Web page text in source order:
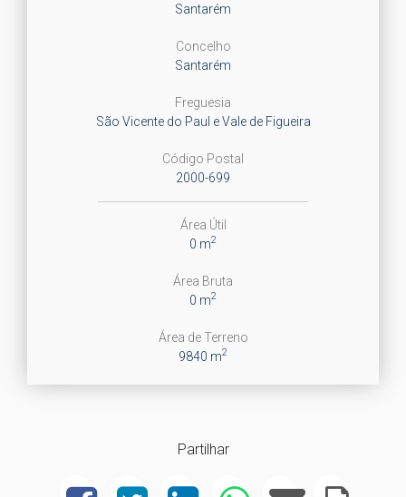
Santarém
Concelho
Santarém
Freguesia
São Vicente do Paul e Vale de Figueira
Código Postal
2000-699
Área Útil
0 m2
Área Bruta
0 m2
Área de Terreno
9840 m2
Partilhar